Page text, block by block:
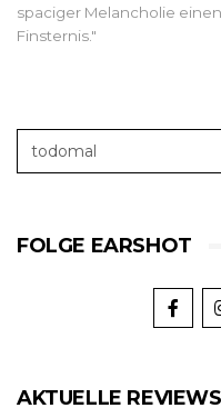
spaciger Melancholie
Finsternis."
FOLGE EARSHOT
AKTUELLE REVIEWS